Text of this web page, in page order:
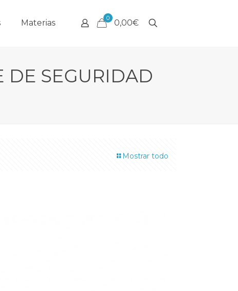
Materias 0 0,00€
DE SEGURIDAD
Mostrar todo